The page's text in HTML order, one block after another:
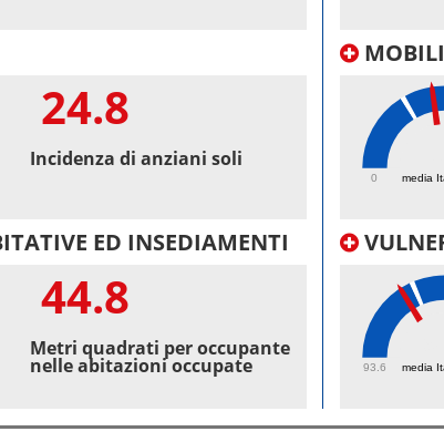
24.8
Incidenza di anziani soli
ED INSEDIAMENTI
44.8
Metri quadrati per occupante
nelle abitazioni occupate
media
0
media
93.6